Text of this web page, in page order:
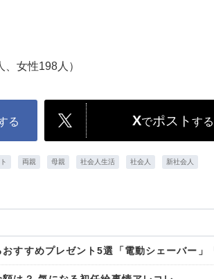
女性198人）
る Xでポスト する
両親 母親 社会人生活 社会人 新社会人
すすめプレゼント5選「電動シェーバー」